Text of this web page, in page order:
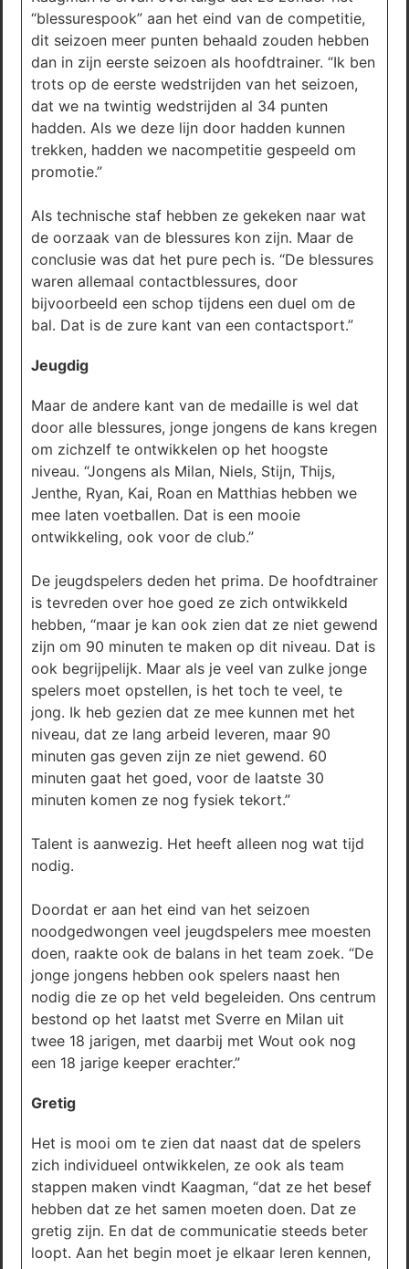
“blessurespook” aan het eind van de competitie,
dit seizoen meer punten behaald zouden hebben
dan in zijn eerste seizoen als hoofdtrainer. “Ik ben
trots op de eerste wedstrijden van het seizoen,
dat we na twintig wedstrijden al 34 punten
hadden. Als we deze lijn door hadden kunnen
trekken, hadden we nacompetitie gespeeld om
promotie.”
Als technische staf hebben ze gekeken naar wat
de oorzaak van de blessures kon zijn. Maar de
conclusie was dat het pure pech is. “De blessures
waren allemaal contactblessures, door
bijvoorbeeld een schop tijdens een duel om de
bal. Dat is de zure kant van een contactsport.”
Jeugdig
Maar de andere kant van de medaille is wel dat
door alle blessures, jonge jongens de kans kregen
om zichzelf te ontwikkelen op het hoogste
niveau. “Jongens als Milan, Niels, Stijn, Thijs,
Jenthe, Ryan, Kai, Roan en Matthias hebben we
mee laten voetballen. Dat is een mooie
ontwikkeling, ook voor de club.”
De jeugdspelers deden het prima. De hoofdtrainer
is tevreden over hoe goed ze zich ontwikkeld
hebben, “maar je kan ook zien dat ze niet gewend
zijn om 90 minuten te maken op dit niveau. Dat is
ook begrijpelijk. Maar als je veel van zulke jonge
spelers moet opstellen, is het toch te veel, te
jong. Ik heb gezien dat ze mee kunnen met het
niveau, dat ze lang arbeid leveren, maar 90
minuten gas geven zijn ze niet gewend. 60
minuten gaat het goed, voor de laatste 30
minuten komen ze nog fysiek tekort.”
Talent is aanwezig. Het heeft alleen nog wat tijd
nodig.
Doordat er aan het eind van het seizoen
noodgedwongen veel jeugdspelers mee moesten
doen, raakte ook de balans in het team zoek. “De
jonge jongens hebben ook spelers naast hen
nodig die ze op het veld begeleiden. Ons centrum
bestond op het laatst met Sverre en Milan uit
twee 18 jarigen, met daarbij met Wout ook nog
een 18 jarige keeper erachter.”
Gretig
Het is mooi om te zien dat naast dat de spelers
zich individueel ontwikkelen, ze ook als team
stappen maken vindt Kaagman, “dat ze het besef
hebben dat ze het samen moeten doen. Dat ze
gretig zijn. En dat de communicatie steeds beter
loopt. Aan het begin moet je elkaar leren kennen,